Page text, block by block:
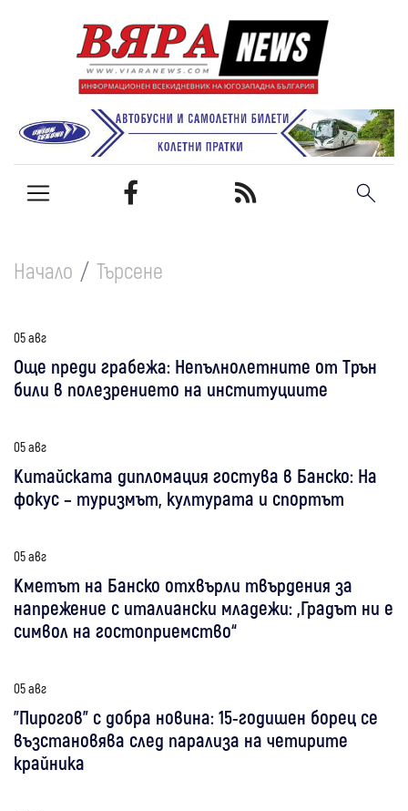
Начало Търсене
05 авг
Още преди грабежа: Непълнолетните от Трън
били в полезрението на институциите
05 авг
Китайската дипломация гостува в Банско: На
фокус – туризмът, културата и спортът
05 авг
Кметът на Банско отхвърли твърдения за
напрежение с италиански младежи: „Градът ни е
символ на гостоприемство“
05 авг
"Пирогов" с добра новина: 15-годишен борец се
възстановява след парализа на четирите
крайника